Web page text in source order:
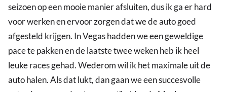
seizoen op een mooie manier afsluiten, dus ik ga er hard
voor werken en ervoor zorgen dat we de auto goed
afgesteld krijgen. In Vegas hadden we een geweldige
pace te pakken en de laatste twee weken heb ik heel
leuke races gehad. Wederom wil ik het maximale uit de
auto halen. Als dat lukt, dan gaan we een succesvolle